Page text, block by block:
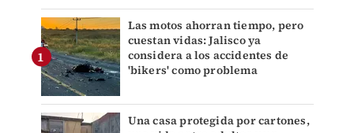
Las motos ahorran tiempo, pero
cuestan vidas: Jalisco ya
considera a los accidentes de
'bikers' como problema
Una casa protegida por cartones,